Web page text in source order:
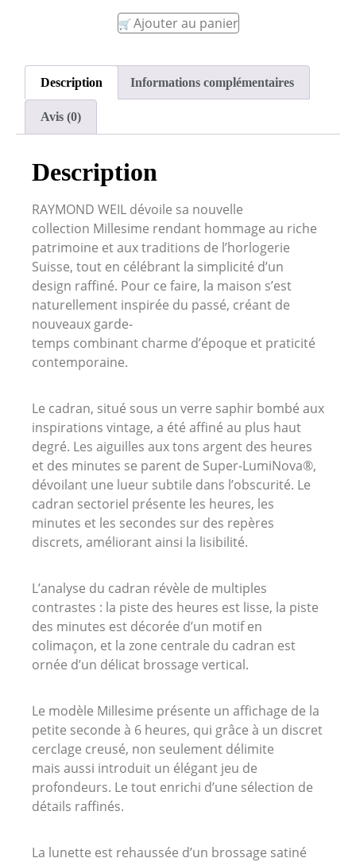
Ajouter au panier
Description Informations complémentaires
Avis (0)
Description
RAYMOND WEIL dévoile sa nouvelle
collection Millesime rendant hommage au riche
patrimoine et aux traditions de l’horlogerie
Suisse, tout en célébrant la simplicité d’un
design raffiné. Pour ce faire, la maison s’est
naturellement inspirée du passé, créant de
nouveaux garde-
temps combinant charme d’époque et praticité
contemporaine.
Le cadran, situé sous un verre saphir bombé aux
inspirations vintage, a été affiné au plus haut
degré. Les aiguilles aux tons argent des heures
et des minutes se parent de Super-LumiNova®,
dévoilant une lueur subtile dans l’obscurité. Le
cadran sectoriel présente les heures, les
minutes et les secondes sur des repères
discrets, améliorant ainsi la lisibilité.
L’analyse du cadran révèle de multiples
contrastes : la piste des heures est lisse, la piste
des minutes est décorée d’un motif en
colimaçon, et la zone centrale du cadran est
ornée d’un délicat brossage vertical.
Le modèle Millesime présente un affichage de la
petite seconde à 6 heures, qui grâce à un discret
cerclage creusé, non seulement délimite
mais aussi introduit un élégant jeu de
profondeurs. Le tout enrichi d’une sélection de
détails raffinés.
La lunette est rehaussée d’un brossage satiné